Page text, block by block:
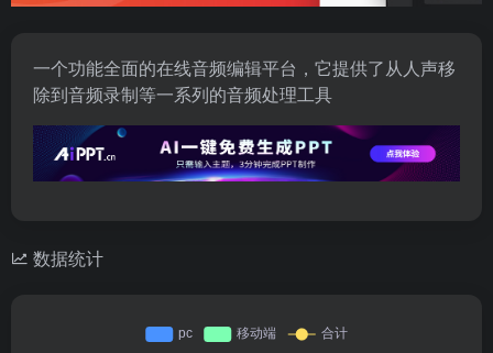
一个功能全面的在线音频编辑平台，它提供了从人声移
除到音频录制等一系列的音频处理工具
数据统计